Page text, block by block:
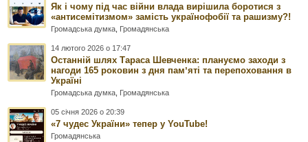
Як і чому під час війни влада вирішила боротися з
«антисемітизмом» замість українофобії та рашизму?!
Громадська думка Громадянська
14 лютого 2026 о 17:47
Останній шлях Тараса Шевченка: плануємо заходи з
нагоди 165 роковин з дня памʼяті та перепоховання в
Україні
Громадська думка Громадянська
05 січня 2026 о 20:39
«7 чудес України» тепер у YouTube!
Громадянська